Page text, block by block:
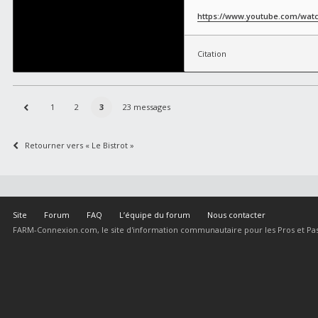
https://www.youtube.com/
Citation
1 2 3 23 messages
Retourner vers « Le Bistrot »
Site Forum FAQ L’équipe du forum Nous contacter
FARM-Connexion.com, le site d'information communautaire pour les Pros et